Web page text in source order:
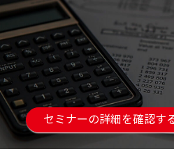
セミナーの詳細を確認す